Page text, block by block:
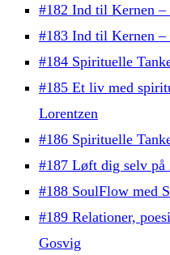
#182 Ind til Kernen
#183 Ind til Kernen –
#184 Spirituelle
#185 Et liv med
Lorentzen
#186 Spirituelle
#187 Løft dig selv på
#188 SoulFlow med
#189 Relationer,
Gosvig